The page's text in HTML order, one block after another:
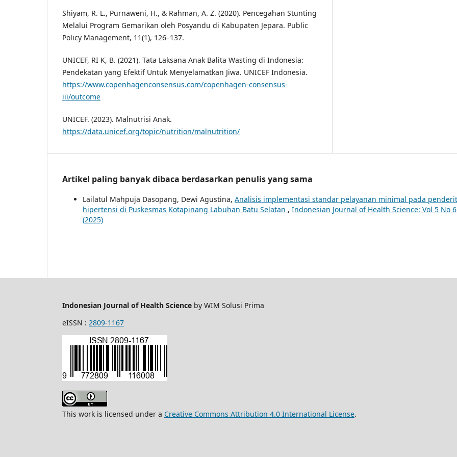
Shiyam, R. L., Purnaweni, H., & Rahman, A. Z. (2020). Pencegahan Stunting
Melalui Program Gemarikan oleh Posyandu di Kabupaten Jepara. Public
Policy Management, 11(1), 126–137.
UNICEF, RI K, B. (2021). Tata Laksana Anak Balita Wasting di Indonesia:
Pendekatan yang Efektif Untuk Menyelamatkan Jiwa. UNICEF Indonesia.
https://www.copenhagenconsensus.com/copenhagen-consensus-
iii/outcome
UNICEF. (2023). Malnutrisi Anak.
https://data.unicef.org/topic/nutrition/malnutrition/
Artikel paling banyak dibaca berdasarkan penulis yang sama
Lailatul Mahpuja Dasopang, Dewi Agustina, Analisis implementasi standar pelayanan minimal pada
hipertensi di Puskesmas Kotapinang Labuhan Batu Selatan , Indonesian Journal of Health Science: Vol 5 No 6
(2025)
Indonesian Journal of Health Science by WIM Solusi Prima
eISSN : 2809-1167
This work is licensed under a Creative Commons Attribution 4.0 International License.